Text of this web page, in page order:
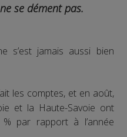
se dément pas.
s’est jamais aussi bien
les comptes, et en août,
et la Haute-Savoie ont
par rapport à l’année